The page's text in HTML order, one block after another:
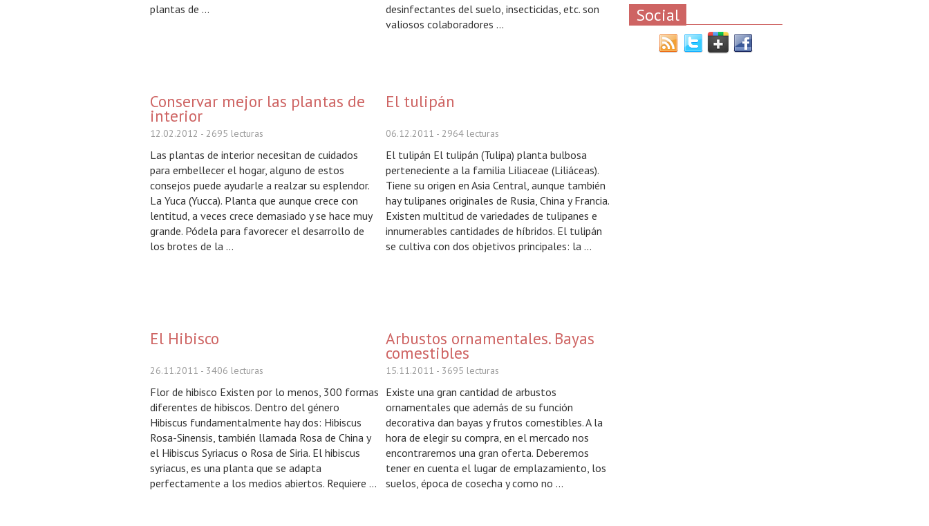
plantas de ...
desinfectantes del suelo, insecticidas, etc. son
valiosos colaboradores ...
Conservar mejor las plantas de
interior
12.02.2012 - 2695 lecturas
Las plantas de interior necesitan de cuidados
para embellecer el hogar, alguno de estos
consejos puede ayudarle a realzar su esplendor.
La Yuca (Yucca). Planta que aunque crece con
lentitud, a veces crece demasiado y se hace muy
grande. Pódela para favorecer el desarrollo de
los brotes de la ...
El tulipán
06.12.2011 - 2964 lecturas
El tulipán El tulipán (Tulipa) planta bulbosa
perteneciente a la familia Liliaceae (Liliáceas).
Tiene su origen en Asia Central, aunque también
hay tulipanes originales de Rusia, China y Francia.
Existen multitud de variedades de tulipanes e
innumerables cantidades de híbridos. El tulipán
se cultiva con dos objetivos principales: la ...
El Hibisco
26.11.2011 - 3406 lecturas
Flor de hibisco Existen por lo menos, 300 formas
diferentes de hibiscos. Dentro del género
Hibiscus fundamentalmente hay dos: Hibiscus
Rosa-Sinensis, también llamada Rosa de China y
el Hibiscus Syriacus o Rosa de Siria. El hibiscus
syriacus, es una planta que se adapta
perfectamente a los medios abiertos. Requiere ...
Arbustos ornamentales. Bayas
comestibles
15.11.2011 - 3695 lecturas
Existe una gran cantidad de arbustos
ornamentales que además de su función
decorativa dan bayas y frutos comestibles. A la
hora de elegir su compra, en el mercado nos
encontraremos una gran oferta. Deberemos
tener en cuenta el lugar de emplazamiento, los
suelos, época de cosecha y como no ...
Social